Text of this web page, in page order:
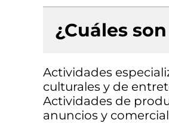
¿Cuáles
Actividades
culturales y de
Actividades de
anuncios y